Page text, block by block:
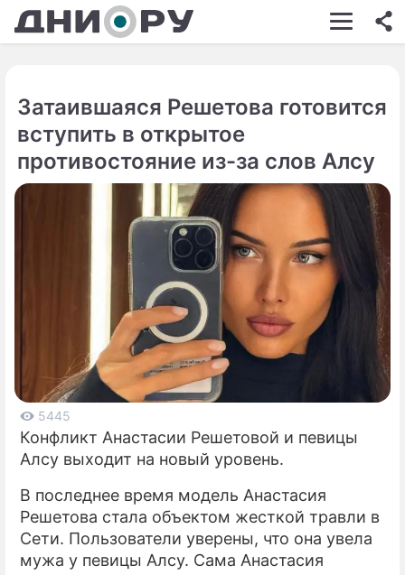
ШОУ-БИЗНЕС
КИНО
НЕДВИЖИМОСТЬ
ЗДОРОВЬЕ
ЭКОНОМИКА
ПРОИСШЕСТВИЯ
СОННИК
СТИЛЬ ЖИЗНИ
ИГРЫ
ПРЕСС-РЕЛИЗЫ
Затаившаяся Решетова готовится
вступить в открытое
противостояние из-за слов Алсу
5445
Конфликт Анастасии Решетовой и певицы
Алсу выходит на новый уровень.
В последнее время модель Анастасия
Решетова стала объектом жесткой травли в
Сети. Пользователи уверены, что она увела
мужа у певицы Алсу. Сама Анастасия